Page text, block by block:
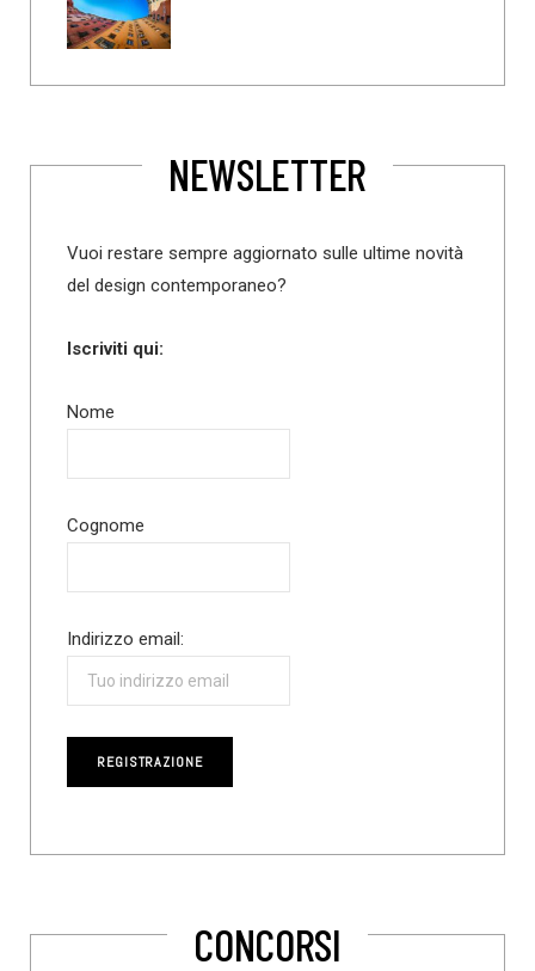
NEWSLETTER
Vuoi restare sempre aggiornato sulle ultime novità
del design contemporaneo?
Iscriviti qui:
Nome
Cognome
Indirizzo email:
CONCORSI